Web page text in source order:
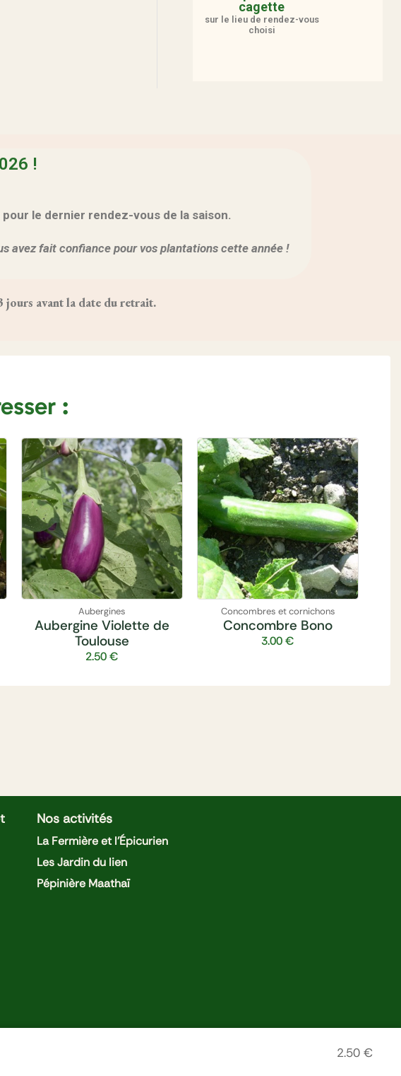
2.50€
cagette
sur le lieu de rendez-vous
choisi
!
le dernier rendez-vous de la saison.
avez fait confiance pour vos plantations cette année !
jours avant la date du retrait.
:
Aubergines
Aubergine Violette de
Toulouse
2.50€
Concombres et cornichons
Concombre Bono
3.00€
Nos activités
La Fermière et l'Épicurien
Les Jardin du lien
Pépinière Maathaï